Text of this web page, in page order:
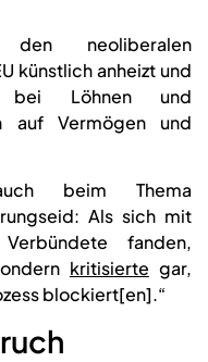
neoliberalen
künstlich anheizt und
bei Löhnen und
auf Vermögen und
beim Thema
Als sich mit
fanden,
kritisierte gar,
blockiert[en].“